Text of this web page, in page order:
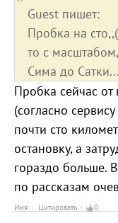
Guest пишет:
Пробка на
то с
Сима до
Пробка сейчас
(согласно
почти сто
остановку, а
гораздо больше.
по рассказам
Имя Цитировать 0